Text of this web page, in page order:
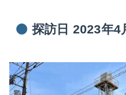
探訪日 2023年4